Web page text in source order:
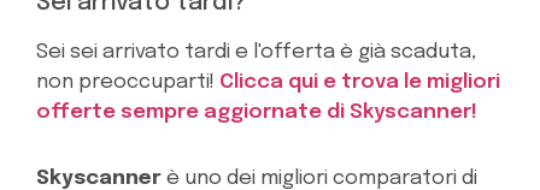
Sei sei arrivato tardi e l'offerta è già scaduta,
non preoccuparti! Clicca qui e trova le migliori
offerte sempre aggiornate di Skyscanner!
Skyscanner è uno dei migliori comparatori di